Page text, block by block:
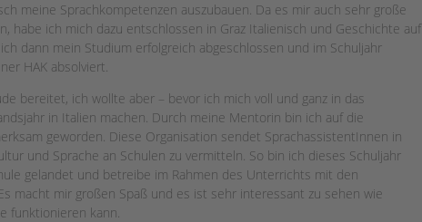
meine Sprachkompetenzen auszubauen. Da es mir auch sehr große
habe ich mich dazu entschlossen in Graz Italienisch und Geschichte auf
dann mein Studium erfolgreich abgeschlossen und im Schuljahr
HAK absolviert.
bereitet, ich wollte aber – bevor ich mich voll und ganz in das
in Italien machen. Durch meine Mentorin bin ich auf die
geworden. Diese Organisation sendet SprachassistentInnen in
und Sprache an Schulen zu vermitteln. So bin ich dieses Schuljahr
gelandet und betreibe im Rahmen des Unterrichts mit den
macht mir großen Spaß und es ist sehr interessant zu sehen wie
funktionieren kann.